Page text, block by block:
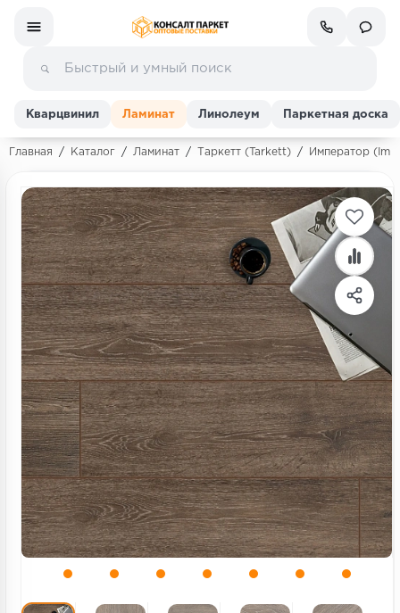
Ламинат
Линолеум
Кварц-винил (ПВХ плитка)
Инженерная доска
Паркетная доска
Террасная доска
Пробковое покрытие
Ковровая плитка
Плинтус
Подложка
Кварцвинил Ламинат Линолеум Паркетная доска
Главная / Каталог / Ламинат / Таркетт (Tarkett) / Император